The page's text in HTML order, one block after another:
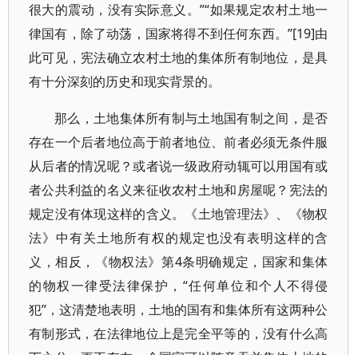
很大的震动，没有实际意义。”“如果规定农村土地一
律国有，除了动荡，国家将得不到任何东西。”[19]由
此可见，宪法确立农村土地的集体所有制地位，是具
有十分深刻的历史和现实背景的。
那么，土地集体所有制与土地国有制之间，是否
存在一个后者地位高于前者地位、前者必须无条件服
从后者的情况呢？或者说一级政府动辄可以用国有或
者公共利益的名义来征收农村土地和房屋呢？宪法的
规定没有体现这样的含义。《土地管理法》、《物权
法》中有关土地所有权的规定也没有表明这样的含
义，相反，《物权法》第4条明确规定，国家和集体
的物权一律受法律保护，“任何单位和个人不得侵
犯”，这清楚地表明，土地的国有和集体所有这两种公
有制形式，在法律地位上是完全平等的，没有什么高